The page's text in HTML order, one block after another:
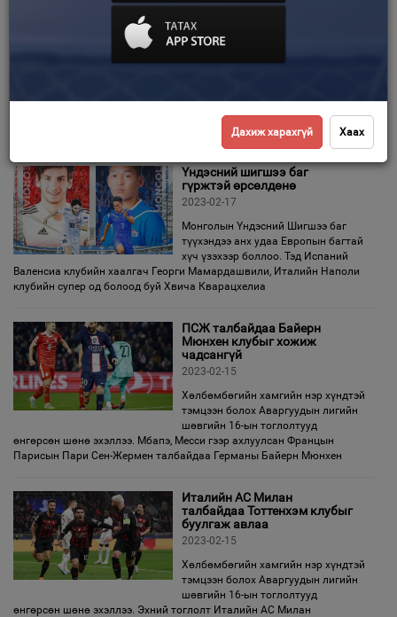
бутниргэлээ
2023-02-22
шөвгийн 16-ын тоглолт өнгөрсөн
шөнө боллоо. Английн Ливерпүүл талбайдаа Испаний эзэн хааны
клуб болох Реал Мадридтай тоглож 2-5 харьцаагаар бутниргэж
Үндэсний шигшээ баг
гүржтэй өрсөлдөнө
2023-02-17
Монголын Үндэсний Шигшээ баг
түүхэндээ анх удаа Европын багтай
хүч үзэхээр боллоо. Тэд Испаний
Валенсиа клубийн хаалгач Георги Мамардашвили, Италийн Наполи
клубийн супер од болоод буй Хвича Кварацхелиа
ПСЖ талбайдаа Байерн
Мюнхен клубыг хожиж
чадсангүй
2023-02-15
Хөлбөмбөгийн хамгийн нэр хүндтэй
тэмцээн болох Аваргуудын лигийн
шөвгийн 16-ын тоглолтууд
өнгөрсөн шөнө эхэллээ. Мбапэ, Месси гээр ахлуулсан Францын
Парисын Пари Сен-Жермен талбайдаа Германы Байерн Мюнхен
Италийн АС Милан
талбайдаа Тоттенхэм клубыг
буулгаж авлаа
2023-02-15
Хөлбөмбөгийн хамгийн нэр хүндтэй
тэмцээн болох Аваргуудын лигийн
шөвгийн 16-ын тоглолтууд
өнгөрсөн шөнө эхэллээ. Эхний тоглолт Италийн АС Милан
Дахиж харахгүй Хаах